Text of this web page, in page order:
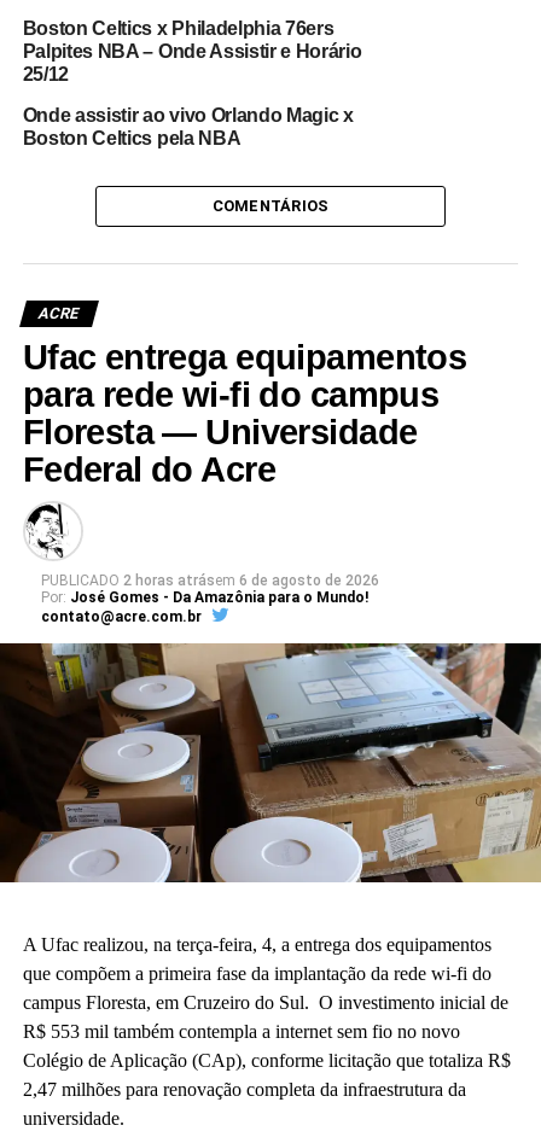
Boston Celtics x Philadelphia 76ers
Palpites NBA – Onde Assistir e Horário
25/12
Onde assistir ao vivo Orlando Magic x
Boston Celtics pela NBA
COMENTÁRIOS
ACRE
Ufac entrega equipamentos
para rede wi-fi do campus
Floresta — Universidade
Federal do Acre
PUBLICADO 2 horas atrásem 6 de agosto de 2026
Por: José Gomes - Da Amazônia para o Mundo!
contato@acre.com.br
A Ufac realizou, na terça-feira, 4, a entrega dos equipamentos
que compõem a primeira fase da implantação da rede wi-fi do
campus Floresta, em Cruzeiro do Sul. O investimento inicial de
R$ 553 mil também contempla a internet sem fio no novo
Colégio de Aplicação (CAp), conforme licitação que totaliza R$
2,47 milhões para renovação completa da infraestrutura da
universidade.